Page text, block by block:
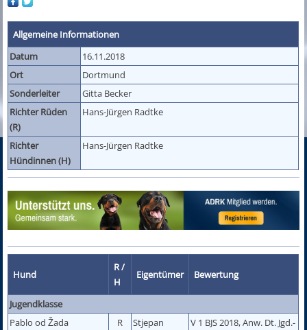
Allgemeine Informationen
Datum
16.11.2018
Ort
Dortmund
Sonderleiter
Gitta Becker
Richter Rüden
(R)
Hans-Jürgen Radtke
Richter
Hündinnen (H)
Hans-Jürgen Radtke
Hund
R /
H
Eigentümer Bewertung
Jugendklasse
Pablo od Žada
R
Stjepan
V 1 BJS 2018, Anw. Dt. Jgd.-